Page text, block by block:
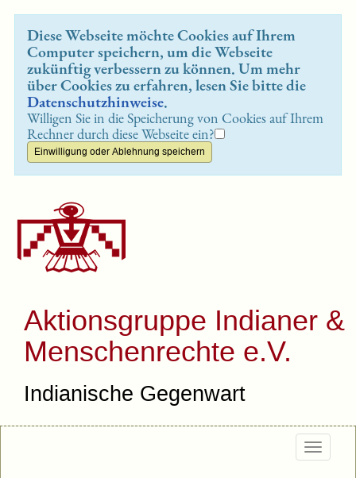
Diese Webseite möchte Cookies auf Ihrem
Computer speichern, um die Webseite
zukünftig verbessern zu können. Um mehr
über Cookies zu erfahren, lesen Sie bitte die
Datenschutzhinweise.
Willigen Sie in die Speicherung von Cookies auf Ihrem
Rechner durch diese Webseite ein?
Aktionsgruppe Indianer &
Menschenrechte e.V.
Indianische Gegenwart